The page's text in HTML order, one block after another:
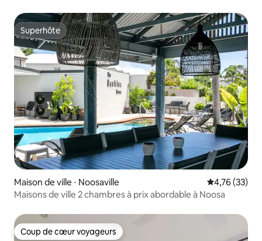
Superhôte
Superhôte
Maison de ville ⋅ Noosaville Évaluation
4,76 (33)
Maisons de ville 2 chambres à prix abordable à Noosa
Coup de cœur voyageurs
Coup de cœur voyageurs